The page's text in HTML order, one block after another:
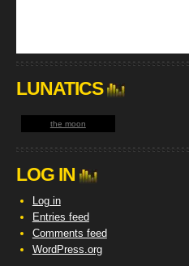
LUNATICS
the moon
LOG IN
Log in
Entries feed
Comments feed
WordPress.org